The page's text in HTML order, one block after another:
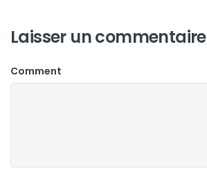
Laisser un commentaire
Comment